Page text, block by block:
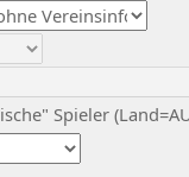
Spieler